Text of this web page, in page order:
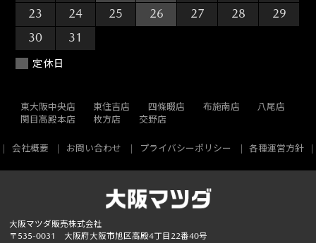
23
24 25 26 27 28
29
30
31
定休日
東大阪中央店 東住吉店 四條畷店 布施南店
八尾店
関目高殿本店
枚方店 交野店
会社概要 お問い合わせ プライバシーポリシー 各種運営方針
大阪マツダ販売株式会社
〒535-0031 大阪府大阪市旭区高殿4丁目22番40号